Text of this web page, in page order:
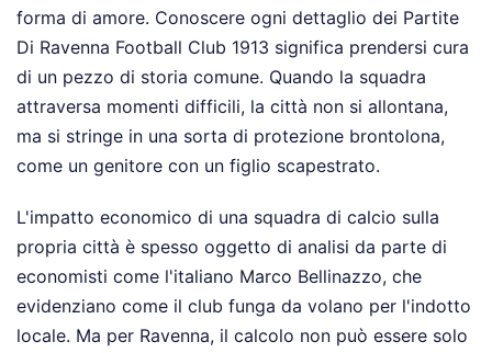
forma di amore. Conoscere ogni dettaglio dei Partite
Di Ravenna Football Club 1913 significa prendersi cura
di un pezzo di storia comune. Quando la squadra
attraversa momenti difficili, la città non si allontana,
ma si stringe in una sorta di protezione brontolona,
come un genitore con un figlio scapestrato.
L'impatto economico di una squadra di calcio sulla
propria città è spesso oggetto di analisi da parte di
economisti come l'italiano Marco Bellinazzo, che
evidenziano come il club funga da volano per l'indotto
locale. Ma per Ravenna, il calcolo non può essere solo